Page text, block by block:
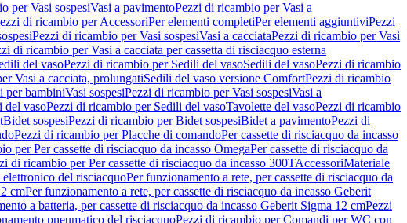
per Vasi sospesiVasi a pavimentoPezzi di ricambio per Vasi a
di ricambio per AccessoriPer elementi completiPer elementi aggiuntiviPezzi
Pezzi di ricambio per Vasi sospesiVasi a cacciataPezzi di ricambio per Vasi
di ricambio per Vasi a cacciata per cassetta di risciacquo esterna
del vasoPezzi di ricambio per Sedili del vasoSedili del vasoPezzi di ricambio
Vasi a cacciata, prolungatiSedili del vaso versione ComfortPezzi di ricambio
per bambiniVasi sospesiPezzi di ricambio per Vasi sospesiVasi a
del vasoPezzi di ricambio per Sedili del vasoTavolette del vasoPezzi di ricambio
Bidet sospesiPezzi di ricambio per Bidet sospesiBidet a pavimentoPezzi di
Pezzi di ricambio per Placche di comandoPer cassette di risciacquo da incasso
per Per cassette di risciacquo da incasso OmegaPer cassette di risciacquo da
di ricambio per Per cassette di risciacquo da incasso 300TAccessoriMateriale
del risciacquoPer funzionamento a rete, per cassette di risciacquo da
cmPer funzionamento a rete, per cassette di risciacquo da incasso Geberit
a batteria, per cassette di risciacquo da incasso Geberit Sigma 12 cmPezzi
pneumatico del risciacquoPezzi di ricambio per Comandi per WC con